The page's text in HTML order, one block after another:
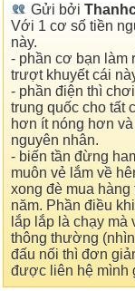
Gửi bởi
Với 1 cơ số tiền
này.
- phần cơ bạn làm
trượt khuyết cái
- phần điện thì
trung quốc cho tất
hơn ít nóng hơn
nguyên nhân.
- biến tần đừng
muôn vẻ lắm về
xong đè mua
năm. Phần điều
lắp lắp là chạy mà
thông thường
đấu nối thì đơn
được liên hệ mình